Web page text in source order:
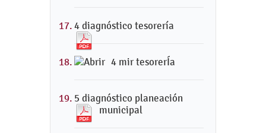
4 diagnóstico tesorería
4 mir tesorerÍa
5 diagnóstico planeación
municipal